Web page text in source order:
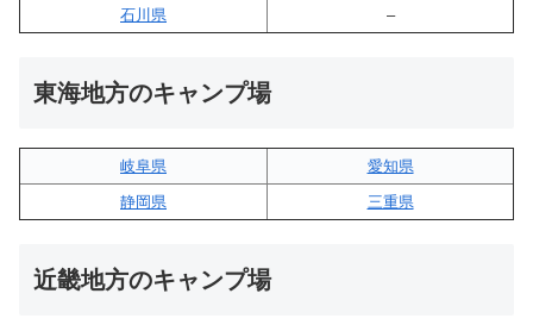
石川県
–
東海地方のキャンプ場
岐阜県
愛知県
静岡県
三重県
近畿地方のキャンプ場